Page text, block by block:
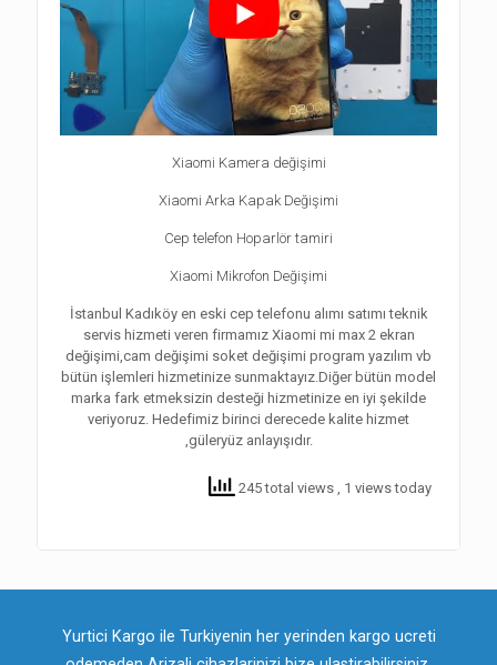
Xiaomi Kamera değişimi
Xiaomi Arka Kapak Değişimi
Cep telefon Hoparlör tamiri
Xiaomi Mikrofon Değişimi
İstanbul Kadıköy en eski cep telefonu alımı satımı teknik
servis hizmeti veren firmamız Xiaomi mi max 2 ekran
değişimi,cam değişimi soket değişimi program yazılım vb
bütün işlemleri hizmetinize sunmaktayız.Diğer bütün model
marka fark etmeksizin desteği hizmetinize en iyi şekilde
veriyoruz. Hedefimiz birinci derecede kalite hizmet
,güleryüz anlayışıdır.
245 total views , 1 views today
Yurtici Kargo ile Turkiyenin her yerinden kargo ucreti